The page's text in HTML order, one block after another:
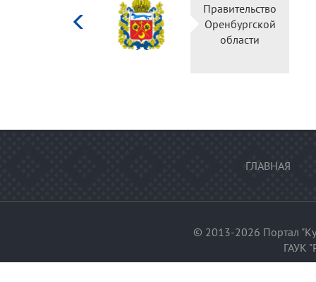
Правительство
Оренбургской
области
ГЛАВНАЯ
© 2013-2026 Портал
ГАУК